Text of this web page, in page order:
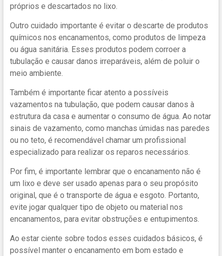
próprios e descartados no lixo.
Outro cuidado importante é evitar o descarte de produtos
químicos nos encanamentos, como produtos de limpeza
ou água sanitária. Esses produtos podem corroer a
tubulação e causar danos irreparáveis, além de poluir o
meio ambiente.
Também é importante ficar atento a possíveis
vazamentos na tubulação, que podem causar danos à
estrutura da casa e aumentar o consumo de água. Ao notar
sinais de vazamento, como manchas úmidas nas paredes
ou no teto, é recomendável chamar um profissional
especializado para realizar os reparos necessários.
Por fim, é importante lembrar que o encanamento não é
um lixo e deve ser usado apenas para o seu propósito
original, que é o transporte de água e esgoto. Portanto,
evite jogar qualquer tipo de objeto ou material nos
encanamentos, para evitar obstruções e entupimentos.
Ao estar ciente sobre todos esses cuidados básicos, é
possível manter o encanamento em bom estado e